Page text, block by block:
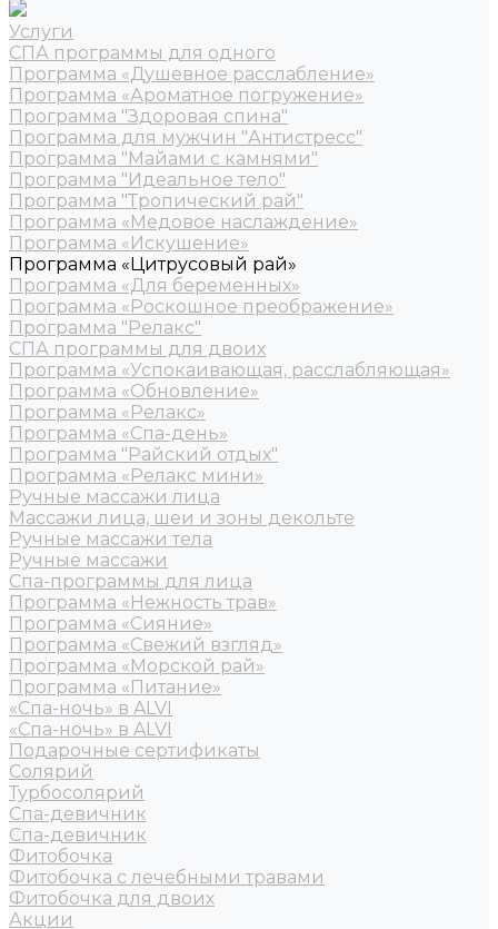
Услуги
СПА программы для одного
Программа «Душевное расслабление»
Программа «Ароматное погружение»
Программа "Здоровая спина"
Программа для мужчин "Антистресс"
Программа "Майами с камнями"
Программа "Идеальное тело"
Программа "Тропический рай"
Программа «Медовое наслаждение»
Программа «Искушение»
Программа «Цитрусовый рай»
Программа «Для беременных»
Программа «Роскошное преображение»
Программа "Релакс"
СПА программы для двоих
Программа «Успокаивающая, расслабляющая»
Программа «Обновление»
Программа «Релакс»
Программа «Спа-день»
Программа "Райский отдых"
Программа «Релакс мини»
Ручные массажи лица
Массажи лица, шеи и зоны декольте
Ручные массажи тела
Ручные массажи
Спа-программы для лица
Программа «Нежность трав»
Программа «Сияние»
Программа «Свежий взгляд»
Программа «Морской рай»
Программа «Питание»
«Спа-ночь» в ALVI
«Спа-ночь» в ALVI
Подарочные сертификаты
Солярий
Турбосолярий
Спа-девичник
Спа-девичник
Фитобочка
Фитобочка с лечебными травами
Фитобочка для двоих
Акции